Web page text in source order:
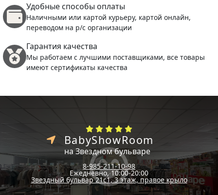
Удобные способы оплаты
Наличными или картой курьеру, картой онлайн,
переводом на р/с организации
Гарантия качества
Мы работаем с лучшими поставщиками, все товары
имеют сертификаты качества
BabyShowRoom
на Звездном бульваре
8-985-211-10-98
Ежедневно, 10:00-20:00
Звездный бульвар 21с1, 3 этаж, правое крыло